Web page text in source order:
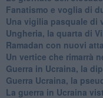
Fanatismo e voglia di
Una vigilia pasquale di
Ungheria, la quarta di
Ramadan con nuovi
Un vertice che rimarrà
Guerra in Ucraina, la
Guerra Ucraina, la
La guerra in Ucraina